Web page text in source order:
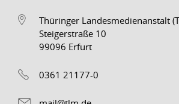
Thüringer Landesmedienanstalt
Steigerstraße 10
99096 Erfurt
0361 21177-0